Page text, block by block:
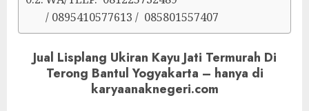
/ 0895410577613 / 085801557407
Jual Lisplang Ukiran Kayu Jati Termurah Di
Terong Bantul Yogyakarta – hanya di
karyaanaknegeri.com